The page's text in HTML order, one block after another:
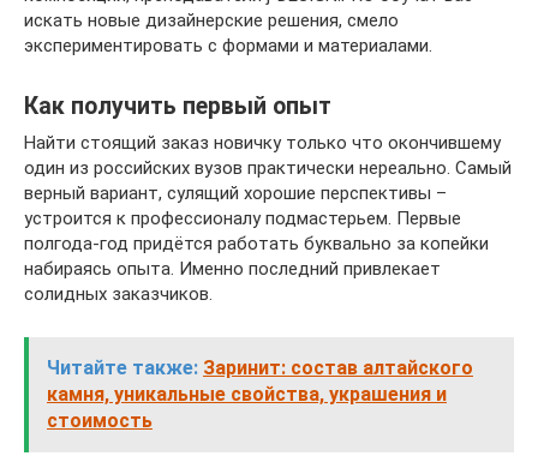
искать новые дизайнерские решения, смело
экспериментировать с формами и материалами.
Как получить первый опыт
Найти стоящий заказ новичку только что окончившему
один из российских вузов практически нереально. Самый
верный вариант, сулящий хорошие перспективы –
устроится к профессионалу подмастерьем. Первые
полгода-год придётся работать буквально за копейки
набираясь опыта. Именно последний привлекает
солидных заказчиков.
Читайте также: Заринит: состав алтайского
камня, уникальные свойства, украшения и
стоимость